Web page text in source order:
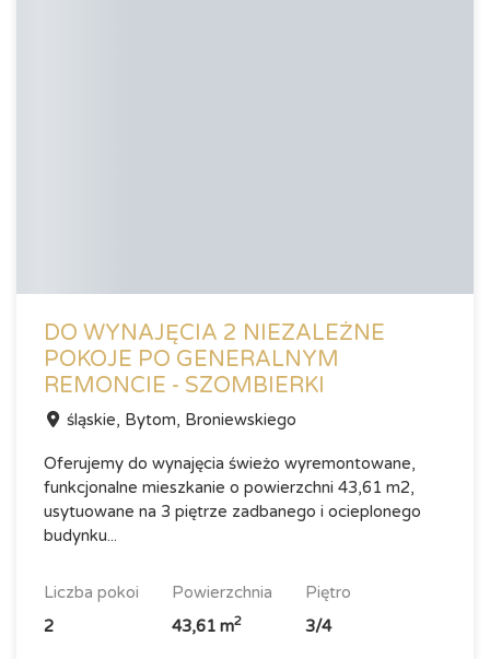
DO WYNAJĘCIA 2 NIEZALEŻNE
POKOJE PO GENERALNYM
REMONCIE - SZOMBIERKI
śląskie, Bytom, Broniewskiego
Oferujemy do wynajęcia świeżo wyremontowane,
funkcjonalne mieszkanie o powierzchni 43,61 m2,
usytuowane na 3 piętrze zadbanego i ocieplonego
budynku...
liczba pokoi
2
powierzchnia
43,61 m2
piętro
3/4